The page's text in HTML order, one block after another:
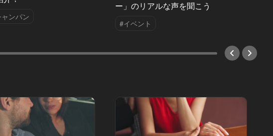
ンパン
ー」のリアルな声を聞こう
#イベント